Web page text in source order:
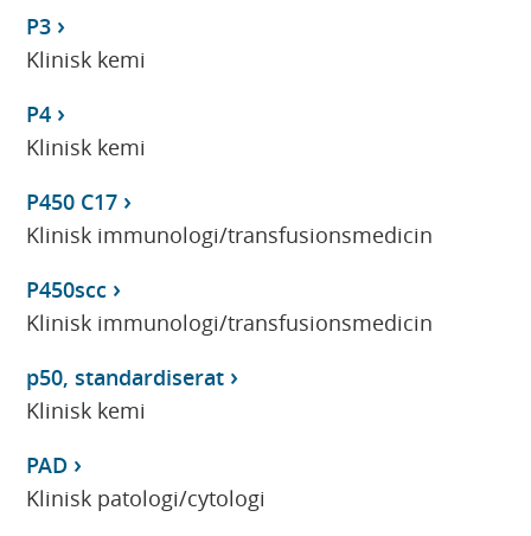
P3
Klinisk kemi
P4
Klinisk kemi
P450 C17
Klinisk immunologi/transfusionsmedicin
P450scc
Klinisk immunologi/transfusionsmedicin
p50, standardiserat
Klinisk kemi
PAD
Klinisk patologi/cytologi